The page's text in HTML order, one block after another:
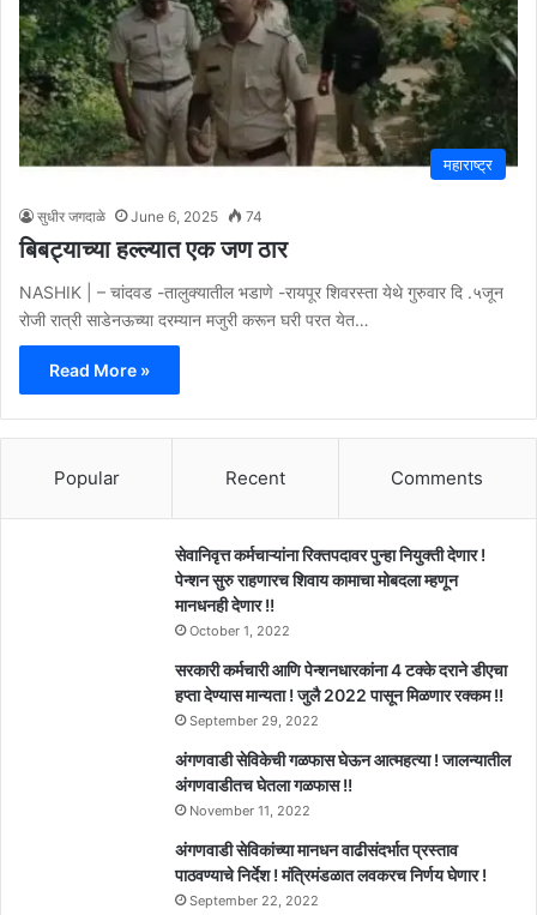
महाराष्ट्र
सुधीर जगदाळे June 6, 2025 74
बिबट्याच्या हल्ल्यात एक जण ठार
NASHIK | – चांदवड -तालुक्यातील भडाणे -रायपूर शिवरस्ता येथे गुरुवार दि .५जून
रोजी रात्री साडेनऊच्या दरम्यान मजुरी करून घरी परत येत…
Read More »
Popular Recent Comments
सेवानिवृत्त कर्मचाऱ्यांना रिक्तपदावर पुन्हा नियुक्ती देणार !
पेन्शन सुरु राहणारच शिवाय कामाचा मोबदला म्हणून
मानधनही देणार !!
October 1, 2022
सरकारी कर्मचारी आणि पेन्शनधारकांना 4 टक्के दराने डीएचा
हप्ता देण्यास मान्यता ! जुलै 2022 पासून मिळणार रक्कम !!
September 29, 2022
अंगणवाडी सेविकेची गळफास घेऊन आत्महत्या ! जालन्यातील
अंगणवाडीतच घेतला गळफास !!
November 11, 2022
अंगणवाडी सेविकांच्या मानधन वाढीसंदर्भात प्रस्ताव
पाठवण्याचे निर्देश ! मंत्रिमंडळात लवकरच निर्णय घेणार !
September 22, 2022